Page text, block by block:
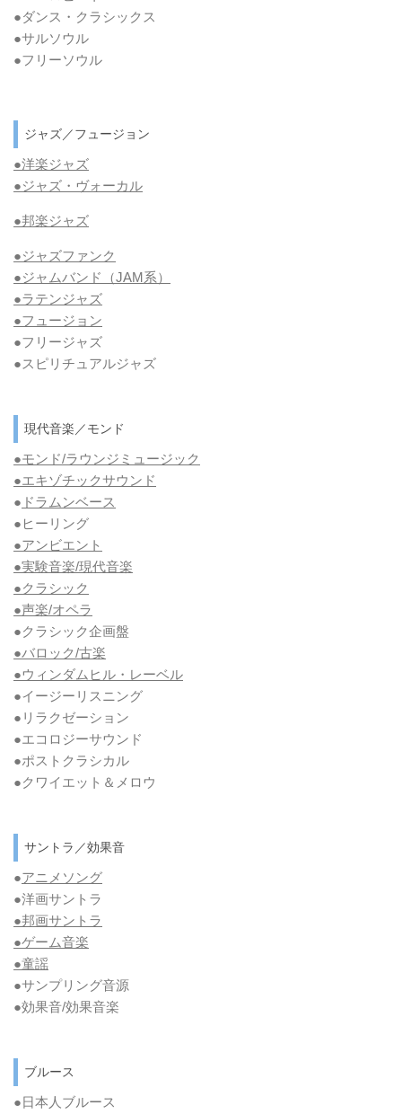
●ダンス・クラシックス
●サルソウル
●フリーソウル
ジャズ／フュージョン
●洋楽ジャズ
●ジャズ・ヴォーカル
●邦楽ジャズ
●ジャズファンク
●ジャムバンド（JAM系）
●ラテンジャズ
●フュージョン
●フリージャズ
●スピリチュアルジャズ
現代音楽／モンド
●モンド/ラウンジミュージック
●エキゾチックサウンド
● ドラムンベース
●ヒーリング
●アンビエント
●実験音楽/現代音楽
●クラシック
●声楽/オペラ
●クラシック企画盤
●バロック/古楽
●ウィンダムヒル・レーベル
●イージーリスニング
●リラクゼーション
●エコロジーサウンド
●ポストクラシカル
●クワイエット＆メロウ
サントラ／効果音
●アニメソング
●洋画サントラ
●邦画サントラ
●ゲーム音楽
●童謡
●サンプリング音源
●効果音/効果音楽
ブルース
●日本人ブルース